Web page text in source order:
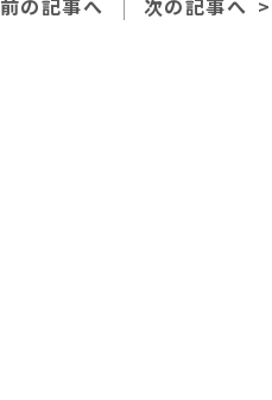
前の記事へ 次の記事へ